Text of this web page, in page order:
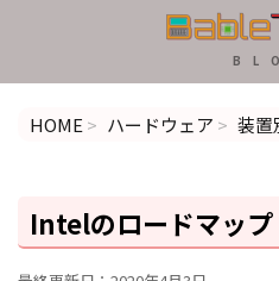
B L
HOME > ハードウェア > 装置
Intelのロードマップ